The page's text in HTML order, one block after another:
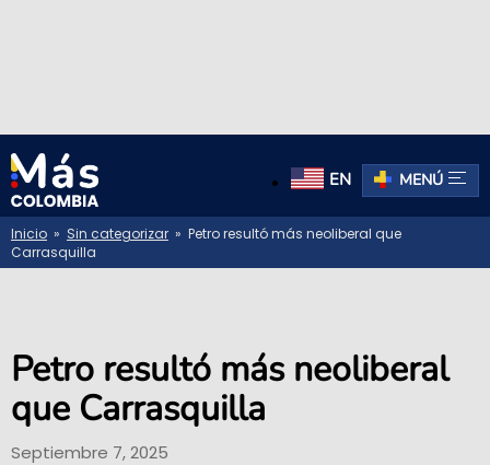
EN MENÚ
Inicio » Sin categorizar » Petro resultó más neoliberal que
Carrasquilla
Petro resultó más neoliberal
que Carrasquilla
Septiembre 7, 2025